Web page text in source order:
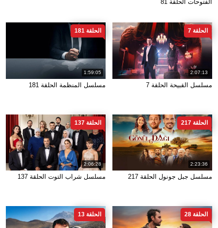
الفتوحات الحلقة 81
2:07:13
الحلقة 7
مسلسل القبيحة الحلقة 7
1:59:05
الحلقة 181
مسلسل المنظمة الحلقة 181
2:23:36
الحلقة 217
مسلسل جبل جونول الحلقة 217
2:06:28
الحلقة 137
مسلسل شراب التوت الحلقة 137
الحلقة 28 الحلقة 13